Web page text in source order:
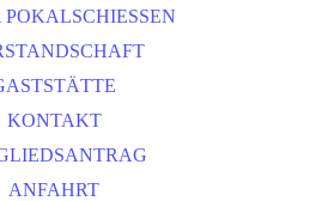
& BÖLLERSCHIESSEN
HUBERTUSMESSE
BÖLLER
KONTAKT
ANFAHRT